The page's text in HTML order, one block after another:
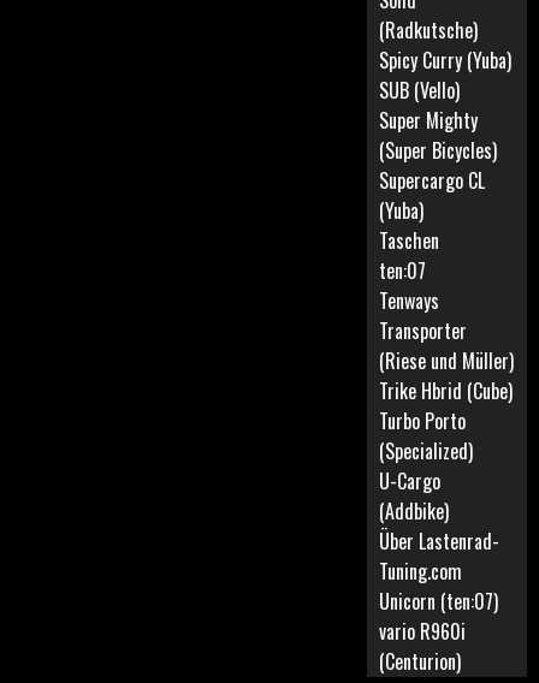
(Radkutsche)
Spicy Curry (Yuba)
SUB (Vello)
Super Mighty
(Super Bicycles)
Supercargo CL
(Yuba)
Taschen
ten:07
Tenways
Transporter
(Riese und Müller)
Trike Hbrid (Cube)
Turbo Porto
(Specialized)
U-Cargo
(Addbike)
Über Lastenrad-
Tuning.com
Unicorn (ten:07)
vario R960i
(Centurion)